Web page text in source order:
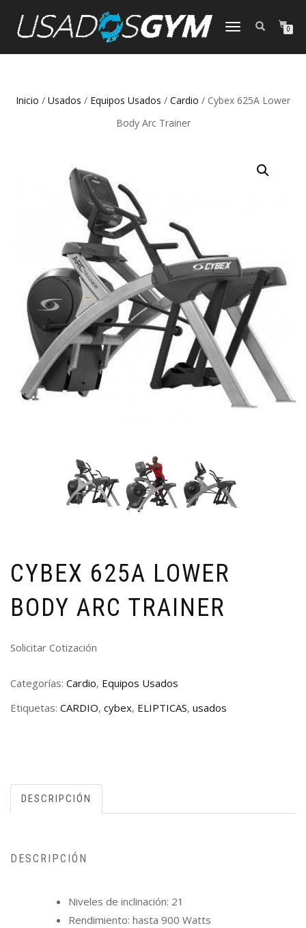
CAMBIAR
0
Inicio / Usados / Equipos Usados / Cardio / Cybex 625A Lower
Body Arc Trainer
CYBEX 625A LOWER
BODY ARC TRAINER
Solicitar Cotización
Categorías: Cardio, Equipos Usados
Etiquetas: CARDIO, cybex, ELIPTICAS, usados
DESCRIPCIÓN
DESCRIPCIÓN
Niveles de inclinación: 21
Rendimiento: hasta 900 Watts